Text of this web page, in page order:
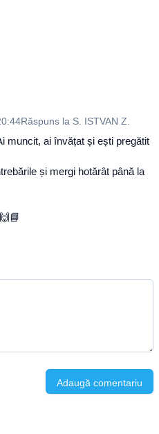
Răspuns la S. ISTVAN Z.
muncit, ai învățat și ești pregătit
și mergi hotărât până la
Adaugă comentariu